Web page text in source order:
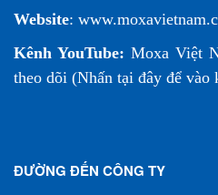
Website:
Kênh YouTube: Moxa Việt
theo dõi (Nhấn tại đây để vào
ĐƯỜNG ĐẾN CÔNG TY